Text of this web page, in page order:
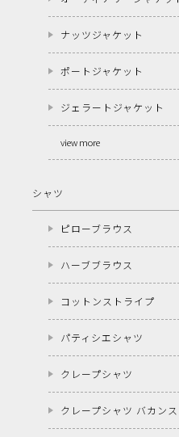
ナッツジャケット
ポートジャケット
ジェラートジャケット
view more
シャツ
ピローブラウス
ハーブブラウス
コットンストライプ
パティシエシャツ
クレープシャツ
クレープシャツ バカンス